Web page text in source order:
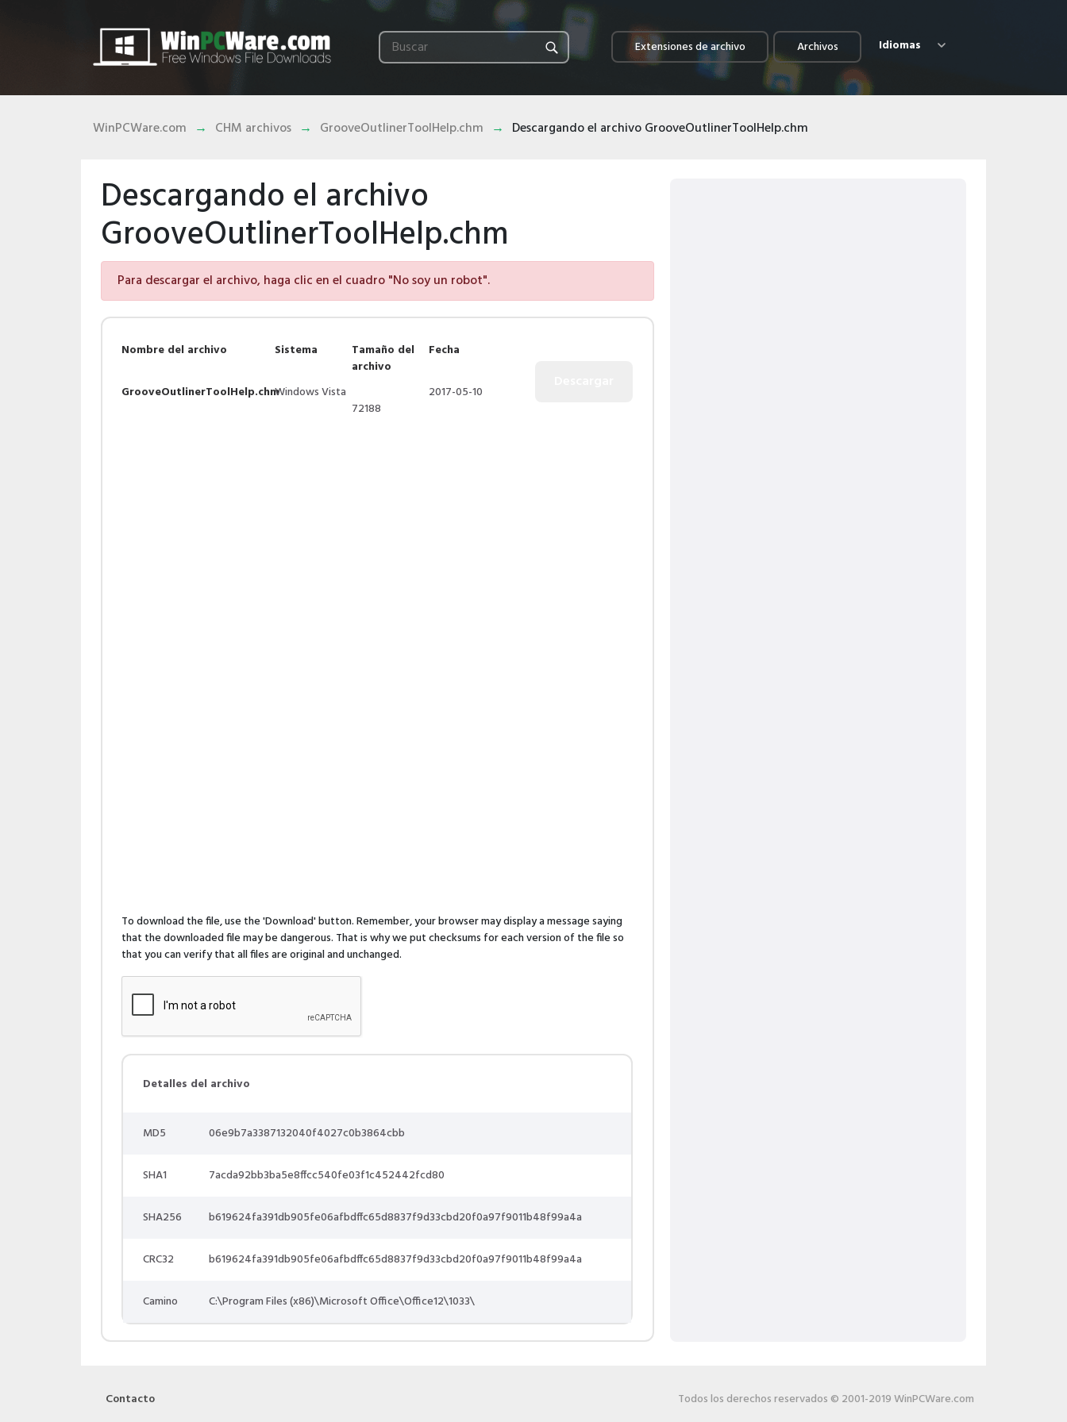
Extensiones de archivo Archivos Idiomas
WinPCWare.com CHM archivos GrooveOutlinerToolHelp.chm Descargando el archivo GrooveOutlinerToolHelp.chm
Descargando el archivo
GrooveOutlinerToolHelp.chm
Para descargar el archivo, haga clic en el cuadro "No soy un robot".
Nombre del archivo
GrooveOutlinerToolHelp.chm
Sistema
Windows Vista
Tamaño del
archivo
72188
Fecha
2017-05-10
To download the file, use the 'Download' button. Remember, your browser may display a message saying
that the downloaded file may be dangerous. That is why we put checksums for each version of the file so
that you can verify that all files are original and unchanged.
Detalles del archivo
MD5 06e9b7a3387132040f4027c0b3864cbb
SHA1 7acda92bb3ba5e8ffcc540fe03f1c452442fcd80
SHA256 b619624fa391db905fe06afbdffc65d8837f9d33cbd20f0a97f9011b48f99a4a
CRC32 b619624fa391db905fe06afbdffc65d8837f9d33cbd20f0a97f9011b48f99a4a
Camino C:\Program Files (x86)\Microsoft Office\Office12\1033\
Contacto Todos los derechos reservados © 2001-2019 WinPCWare.com